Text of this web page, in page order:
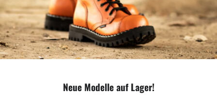
Neue Modelle auf Lager!